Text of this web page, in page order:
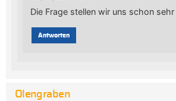
Die Frage stellen wir uns schon sehr
Antworten
Olengraben